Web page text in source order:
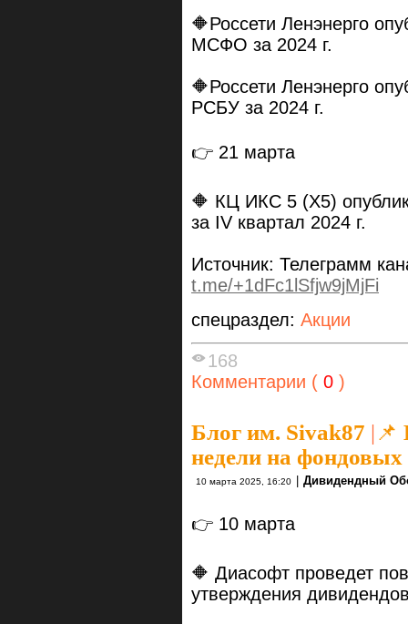
🔶Россети Ленэнерго
МСФО за 2024 г.
🔶Россети Ленэнерго
РСБУ за 2024 г.
👉 21 марта
🔶 КЦ ИКС 5 (X5)
за IV квартал 2024 г.
Источник: Телеграмм
t.me/+1dFc1lSfjw9jMjFi
спецраздел: Акции
168
Комментарии ( 0 )
Блог им. Sivak87 |📌
недели на
10 марта 2025, 16:20 | Дивидендный
👉 10 марта
🔶 Диасофт проведет
утверждения